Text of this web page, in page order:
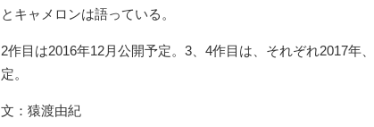
とキャメロンは語っている。
2作目は2016年12月公開予定。3、4作目は、それぞれ2017年
定。
文：猿渡由紀